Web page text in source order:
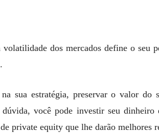
dos mercados define o seu
sua estratégia, preservar o valor do
você pode investir seu dinheiro
private equity que lhe darão melhores